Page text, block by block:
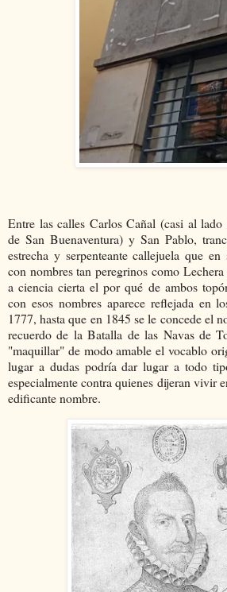
Entre las calles Carlos Cañal (casi al
de San Buenaventura) y San Pablo,
estrecha y serpenteante callejuela que
con nombres tan peregrinos como
a ciencia cierta el por qué de ambos
con esos nombres aparece reflejada en
1777, hasta que en 1845 se le concede el
recuerdo de la Batalla de las Navas de
"maquillar" de modo amable el vocablo
lugar a dudas podría dar lugar a todo
especialmente contra quienes dijeran vivir
edificante nombre.